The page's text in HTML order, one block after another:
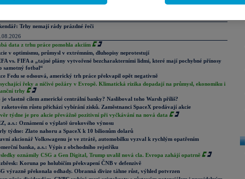
komentáře
Trhy nemají rády prázdné řeči
data z trhu práce pomohla akciím
v optimismu, průmysl v extrémním, dluhopisy neprotestují
vs. FIFA a „tajné plány vytvořené bezcharakterními lidmi, které mají pochybné přínosy
samotný fotbal“
Fedu se odsouvá, americký trh práce překvapil opět negativně
řeky a ničivé požáry v Evropě. Klimatická rizika dopadají na průmysl, ekonomiku i
trhy
je vlastně cílem americké centrální banky? Nasliboval toho Warsh příliš?
raketovém růstu přichází vybírání zisků. Zaměstnanci SpaceX prodávají akcie
týdne je pro akcie převážně pozitivní při vyčkávání na nová data
a.s.: Oznámení o výplatě úrokového výnosu
týdne: Zlato nahoru a SpaceX k 10 bilionům dolarů
akcionář Volkswagenu je ve ztrátě, automobilku vyzval k rychlým opatřením
banka, a.s.: Výpis z obchodního rejstříku
oznámily CSG a Gen Digital, Trump uvalil nová cla. Evropa zahájí opatrně
Koruna po holubičím překvapení ČNB v defenzivě
výrazně překonala odhady. Obranná divize táhne růst, výhled potvrzen